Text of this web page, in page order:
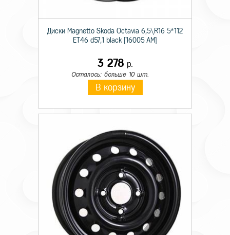
Диски Magnetto Skoda Octavia 6,5\R16 5*112
ET46 d57,1 black [16005 AM]
3 278 р.
Осталось: больше 10 шт.
В корзину